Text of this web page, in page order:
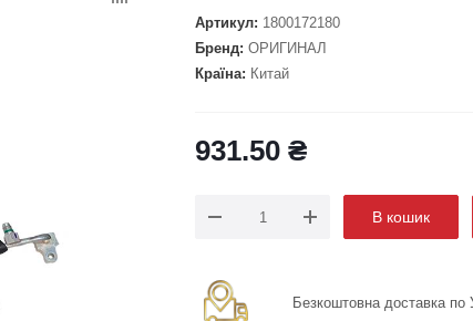
Артикул: 1800172180
Бренд: ОРИГИНАЛ
Країна: Китай
931.50 ₴
В кошик
Безкоштовна доставка по